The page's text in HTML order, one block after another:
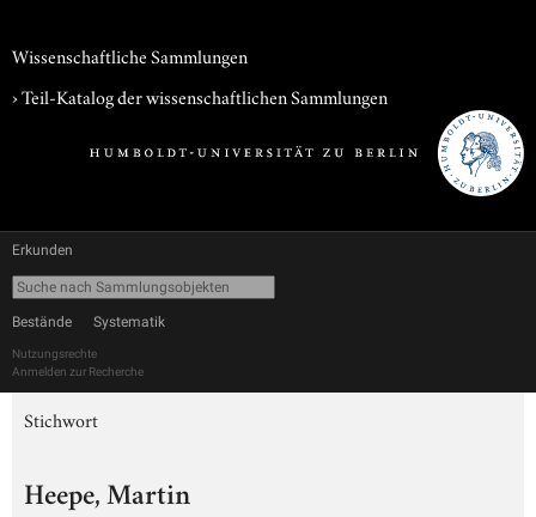
Wissenschaftliche Sammlungen
› Teil-Katalog der wissenschaftlichen Sammlungen
Erkunden
Bestände Systematik
Nutzungsrechte
Anmelden zur Recherche
Stichwort
Heepe, Martin